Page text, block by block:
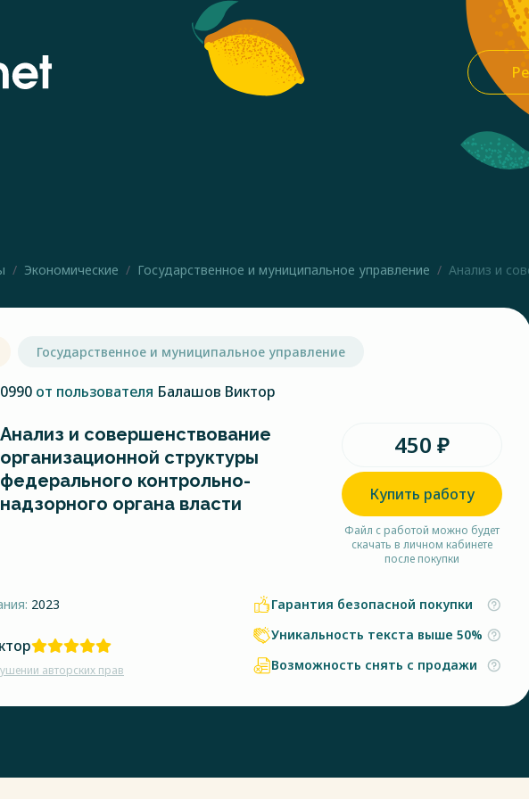
Экономические Государственное и муниципальное управление Анализ и
Государственное и муниципальное управление
от пользователя Балашов Виктор
Анализ и совершенствование
организационной структуры
федерального контрольно-
надзорного органа власти
450 ₽
Купить работу
Файл с работой можно будет
скачать в личном кабинете
после покупки
2023
авторских прав
Гарантия безопасной покупки
Уникальность текста выше 50%
Возможность снять с продажи